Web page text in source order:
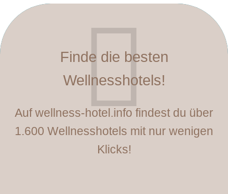
Finde die besten
Wellnesshotels!
Auf wellness-hotel.info findest du über
1.600 Wellnesshotels mit nur wenigen
Klicks!